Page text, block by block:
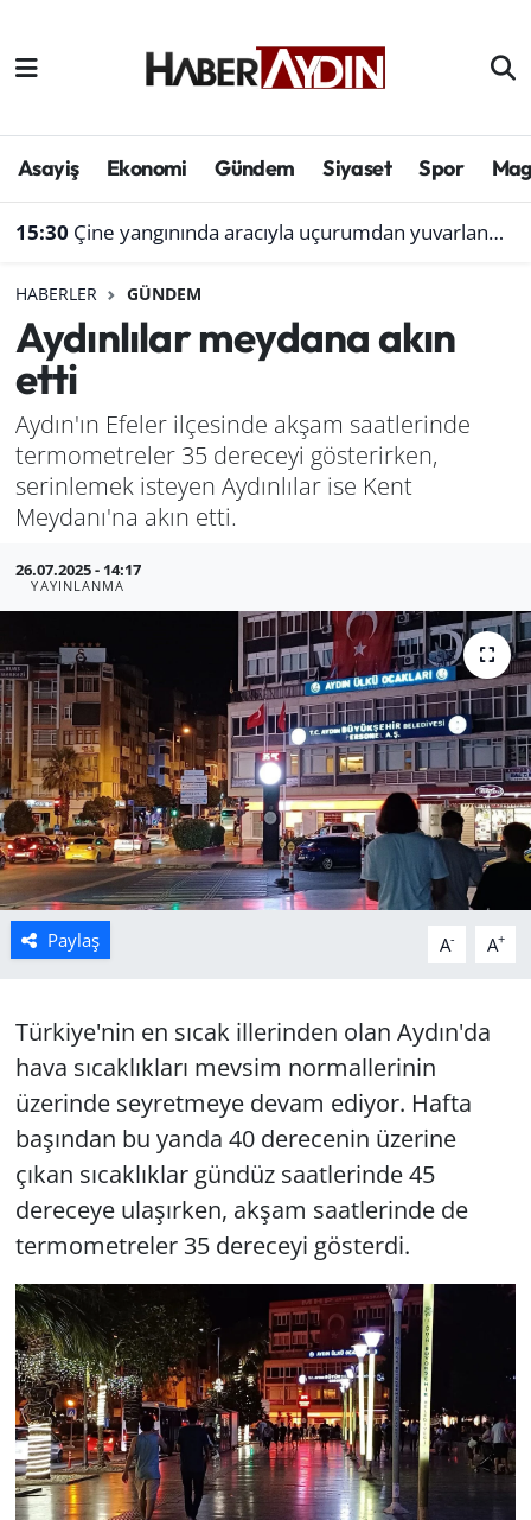
Asayiş Ekonomi Gündem Siyaset Spor
15:30 Çine yangınında aracıyla uçurumdan yuvarlanmıştı: Bol gelen korseden şikayetçi
HABERLER GÜNDEM
Aydınlılar meydana akın
etti
Aydın'ın Efeler ilçesinde akşam saatlerinde
termometreler 35 dereceyi gösterirken,
serinlemek isteyen Aydınlılar ise Kent
Meydanı'na akın etti.
26.07.2025 - 14:17
YAYINLANMA
Paylaş A- A+
Türkiye'nin en sıcak illerinden olan Aydın'da
hava sıcaklıkları mevsim normallerinin
üzerinde seyretmeye devam ediyor. Hafta
başından bu yanda 40 derecenin üzerine
çıkan sıcaklıklar gündüz saatlerinde 45
dereceye ulaşırken, akşam saatlerinde de
termometreler 35 dereceyi gösterdi.
Afyonkarahisar
Çevre
Genel
Haber
Izmir
Kütahya
Manisa
Politika
Uşak
Aydın Hava Durumu
Süper Lig Puan Durumu ve Fikstür
Son Dakika Haberleri
Haber Arşivi